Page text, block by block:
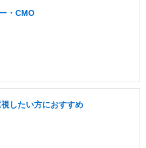
・CMO
したい方におすすめ